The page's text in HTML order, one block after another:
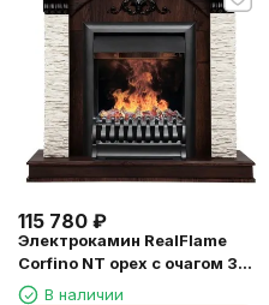
115 780 ₽
Электрокамин RealFlame
Corfino NT орех с очагом 3D
OreganВ наличии